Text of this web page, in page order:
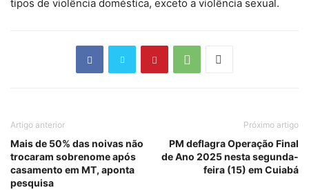
tipos de violência doméstica, exceto a violência sexual.
Artigo anterior
Mais de 50% das noivas não
trocaram sobrenome após
casamento em MT, aponta
pesquisa
Próximo artigo
PM deflagra Operação Final
de Ano 2025 nesta segunda-
feira (15) em Cuiabá